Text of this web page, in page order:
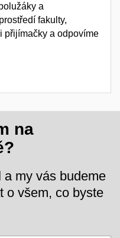
a
fakulty,
přijímačky a odpovíme
na
my vás budeme
o všem, co byste